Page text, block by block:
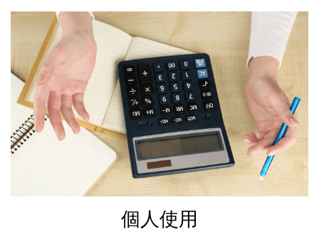
個人使用